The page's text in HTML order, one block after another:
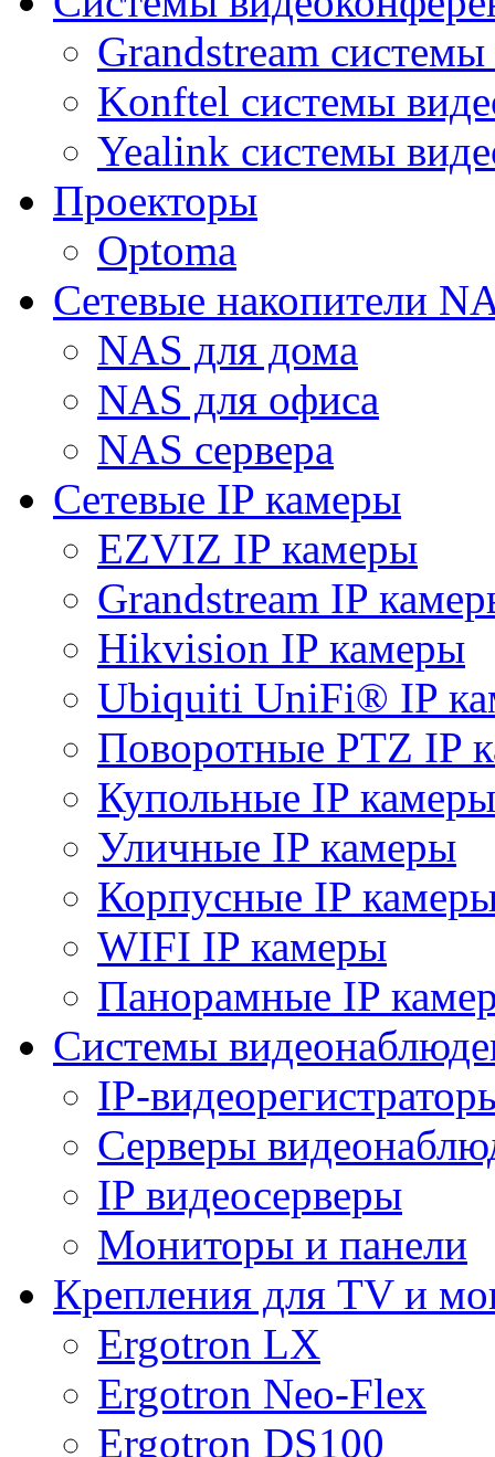
Grandstream
Konftel системы
Yealink системы
Проекторы
Optoma
Сетевые накопители
NAS для дома
NAS для офиса
NAS сервера
Сетевые IP камеры
EZVIZ IP камеры
Grandstream IP
Hikvision IP камеры
Ubiquiti UniFi® IP
Поворотные PTZ IP
Купольные IP камеры
Уличные IP камеры
Корпусные IP
WIFI IP камеры
Панорамные IP
Системы
IP-
Серверы
IP видеосерверы
Мониторы и панели
Крепления для TV и
Ergotron LX
Ergotron Neo-Flex
Ergotron DS100